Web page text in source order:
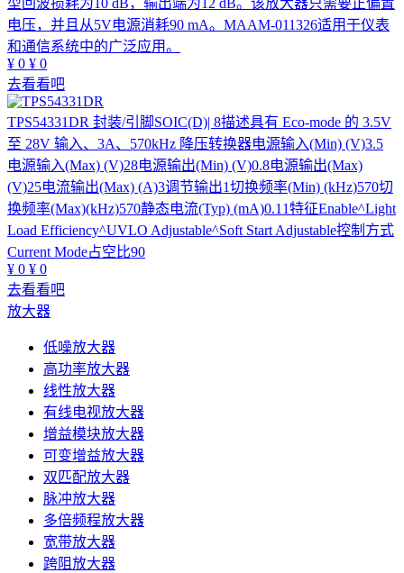
型回波损耗为10 dB，输出端为12 dB。该放大器只需要正偏置
电压，并且从5V电源消耗90 mA。MAAM-011326适用于仪表
和通信系统中的广泛应用。
¥ 0 ¥ 0
去看看吧
TPS54331DR 封装/引脚SOIC(D)| 8描述具有 Eco-mode 的 3.5V
至 28V 输入、3A、570kHz 降压转换器电源输入(Min) (V)3.5
电源输入(Max) (V)28电源输出(Min) (V)0.8电源输出(Max)
(V)25电流输出(Max) (A)3调节输出1切换频率(Min) (kHz)570切
换频率(Max)(kHz)570静态电流(Typ) (mA)0.11特征Enable^Light
Load Efficiency^UVLO Adjustable^Soft Start Adjustable控制方式
Current Mode占空比90
¥ 0 ¥ 0
去看看吧
放大器
低噪放大器
高功率放大器
线性放大器
有线电视放大器
增益模块放大器
可变增益放大器
双匹配放大器
脉冲放大器
多倍频程放大器
宽带放大器
跨阻放大器